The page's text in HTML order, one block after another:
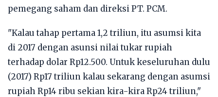
pemegang saham dan direksi PT. PCM.
"Kalau tahap pertama 1,2 triliun, itu asumsi kita
di 2017 dengan asunsi nilai tukar rupiah
terhadap dolar Rp12.500. Untuk keseluruhan dulu
(2017) Rp17 triliun kalau sekarang dengan asumsi
rupiah Rp14 ribu sekian kira-kira Rp24 triliun,"